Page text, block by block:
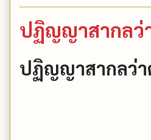
ปฏิญญาสากลว่
ปฏิญญาสากลว่